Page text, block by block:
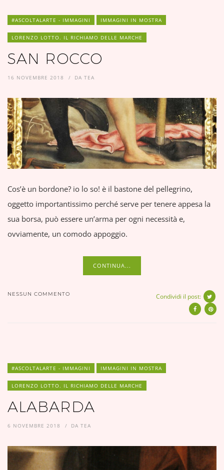
#ASCOLTALARTE - IMMAGINI IMMAGINI IN MOSTRA
LORENZO LOTTO. IL RICHIAMO DELLE MARCHE
SAN ROCCO
16 NOVEMBRE 2018 DA TEA
Cos’è un bordone? io lo so! è il bastone del pellegrino,
oggetto importantissimo perché serve per tenere appesa la
sua borsa, può essere un’arma per ogni necessità e,
ovviamente, un comodo appoggio.
CONTINUA...
NESSUN COMMENTO Condividi il post:
#ASCOLTALARTE - IMMAGINI IMMAGINI IN MOSTRA
LORENZO LOTTO. IL RICHIAMO DELLE MARCHE
ALABARDA
6 NOVEMBRE 2018 DA TEA